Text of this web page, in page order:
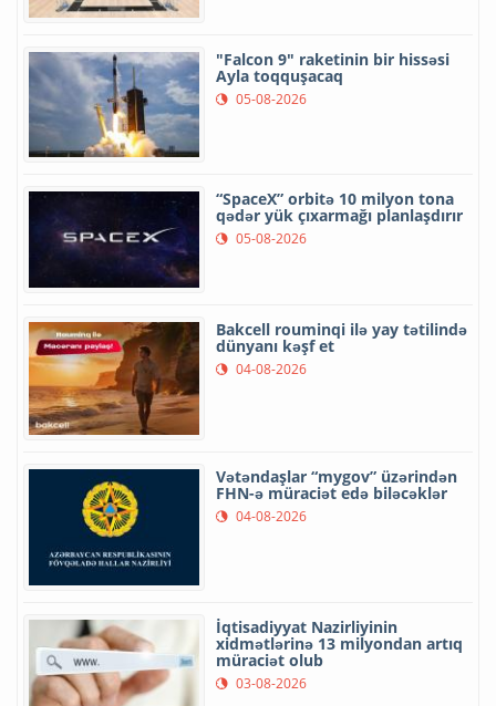
"Falcon 9" raketinin bir hissəsi
Ayla toqquşacaq
05-08-2026
“SpaceX” orbitə 10 milyon tona
qədər yük çıxarmağı planlaşdırır
05-08-2026
Bakcell rouminqi ilə yay tətilində
dünyanı kəşf et
04-08-2026
Vətəndaşlar “mygov” üzərindən
FHN-ə müraciət edə biləcəklər
04-08-2026
İqtisadiyyat Nazirliyinin
xidmətlərinə 13 milyondan artıq
müraciət olub
03-08-2026